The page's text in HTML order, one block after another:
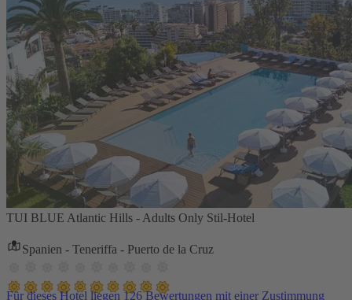
TUI BLUE Atlantic Hills - Adults Only Stil-Hotel
Spanien - Teneriffa - Puerto de la Cruz
Für dieses Hotel liegen 126 Bewertungen mit einer Zustimmung